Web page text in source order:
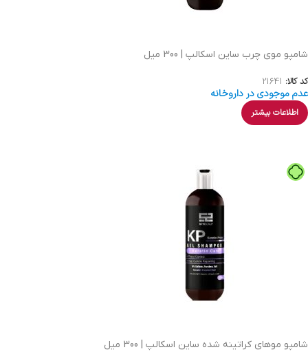
شامپو موی چرب ساین اسکالپ | 300 میل
کد کالا: 21641
عدم موجودی در داروخانه
اطلاعات بیشتر
شامپو موهای کراتینه شده ساین اسکالپ | 300 میل